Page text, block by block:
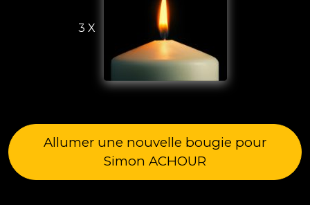
3 X
Allumer une nouvelle bougie pour
Simon ACHOUR